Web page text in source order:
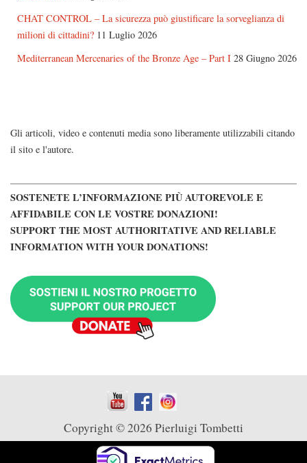
CHAT CONTROL – La sicurezza può giustificare la sorveglianza di
milioni di cittadini? 11 Luglio 2026
Mediterranean Mercenaries of the Bronze Age – Part I 28 Giugno 2026
Gli articoli, video e contenuti media sono liberamente utilizzabili citando
il sito e l'autore.
SOSTENETE L’INFORMAZIONE PIÙ AUTOREVOLE E
AFFIDABILE CON LE VOSTRE DONAZIONI!
SUPPORT THE MOST AUTHORITATIVE AND RELIABLE
INFORMATION WITH YOUR DONATIONS!
Copyright © 2026 Pierluigi Tombetti